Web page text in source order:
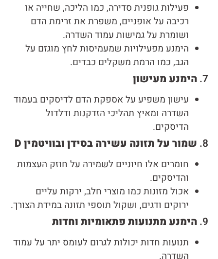
פעילות גופנית סדירה, כמו הליכה, שחייה או
רכיבה על אופניים, משפרת את זרימת הדם
ושומרת על גמישות עמוד השדרה.
הימנע מפעילויות שמעמיסות לחץ מוגזם על
הגב, כמו הרמת משקלים כבדים.
7. הימנע מעישון
עישון משפיע על אספקת הדם לדיסקים בעמוד
השדרה ומאיץ תהליכי הזדקנות ודלדול
הדיסקים.
8. שמור על תזונה עשירה בסידן ובוויטמין D
חומרים אלו חיוניים לשמירה על חוזק העצמות
והדיסקים.
אכול מזונות כמו מוצרי חלב, ירקות עליים
ירוקים ודגים, ושקול תוספי תזונה במידת הצורך.
9. הימנע מתנועות פתאומיות וחדות
תנועות חדות יכולות לגרום לעומס יתר על עמוד
השדרה.